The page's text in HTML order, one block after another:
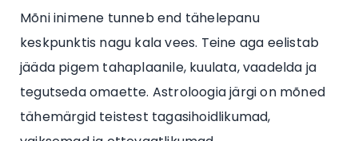
Mõni inimene tunneb end tähelepanu
keskpunktis nagu kala vees. Teine aga eelistab
jääda pigem tahaplaanile, kuulata, vaadelda ja
tegutseda omaette. Astroloogia järgi on mõned
tähemärgid teistest tagasihoidlikumad,